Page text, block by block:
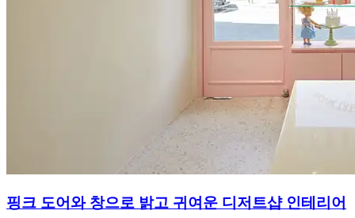
핑크 도어와 창으로 밝고 귀여운 디저트샵 인테리어